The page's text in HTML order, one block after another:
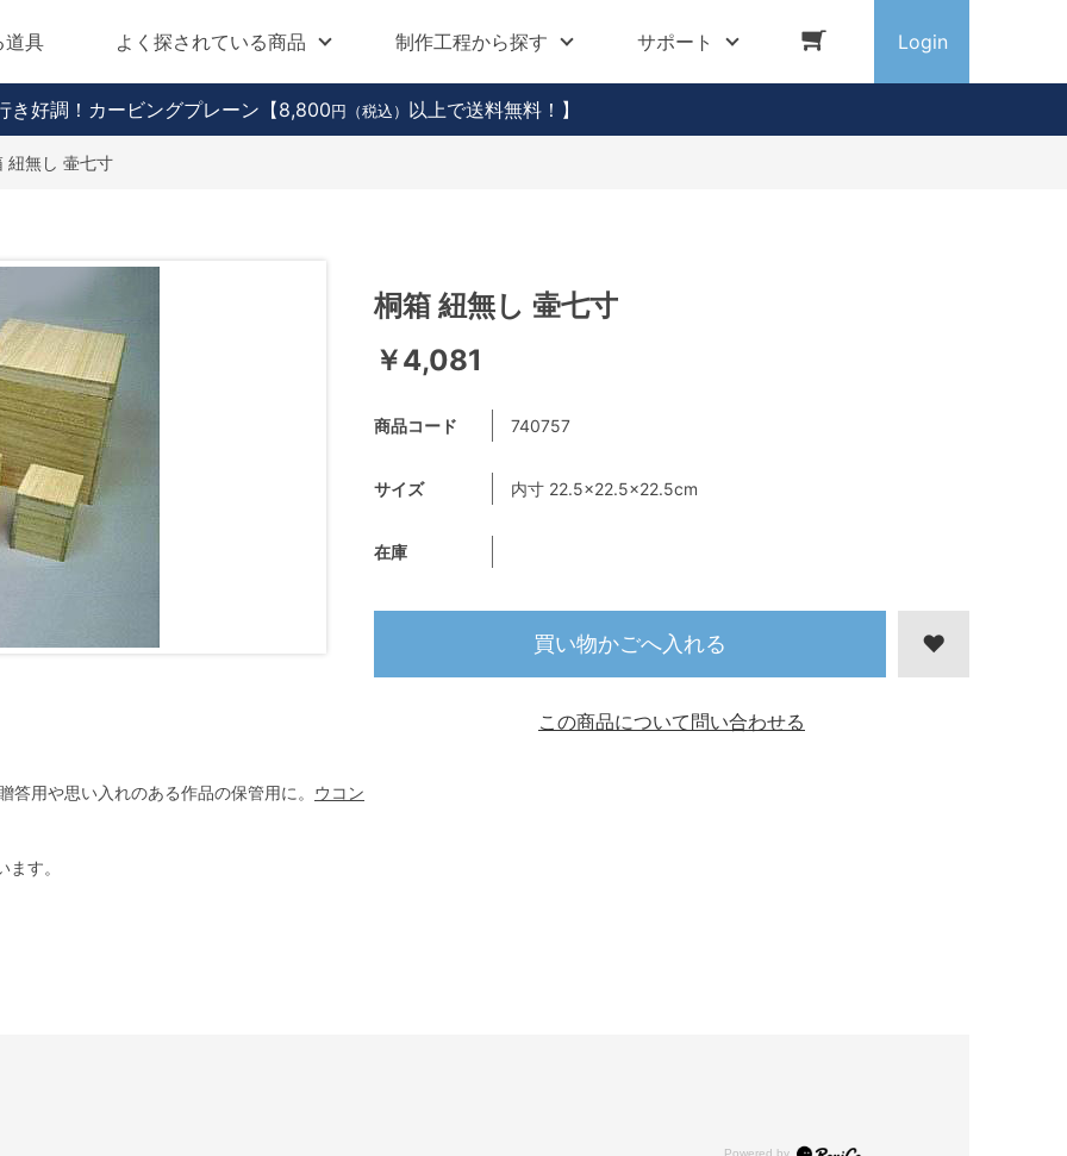
道具 よく探されている商品 制作工程から探す サポート Login
き好調！カービングプレーン 【8,800 円（税込） 以上で送料無料！】
紐無し 壷七寸
用や思い入れのある作品の保管用に。 ウコン
す。
桐箱 紐無し 壷七寸
￥4,081
商品コード 740757
サイズ 内寸 22.5×22.5×22.5cm
在庫
買い物かごへ入れる
この商品について問い合わせる